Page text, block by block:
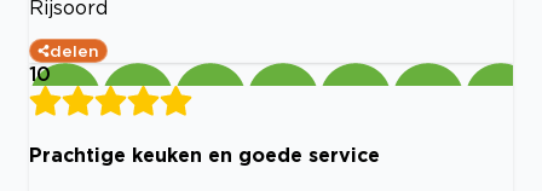
Rijsoord
delen
10
Prachtige keuken en goede service